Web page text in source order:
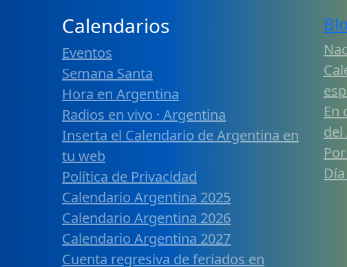
Calendarios
Eventos
Semana Santa
Hora en Argentina
Radios en vivo · Argentina
Inserta el Calendario de Argentina en
tu web
Política de Privacidad
Calendario Argentina 2025
Calendario Argentina 2026
Calendario Argentina 2027
Cuenta regresiva de feriados en
En
del